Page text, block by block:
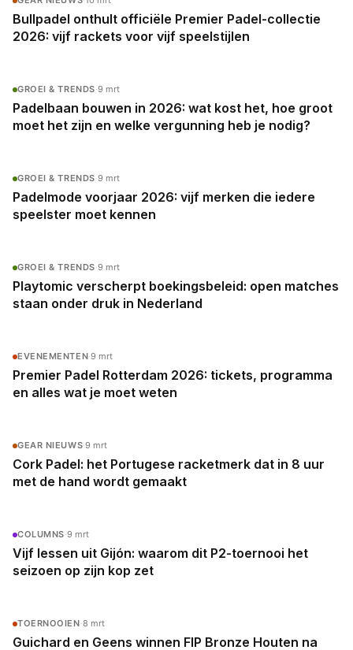
Bullpadel onthult officiële Premier Padel-collectie
2026: vijf rackets voor vijf speelstijlen
GROEI & TRENDS·9 mrt
Padelbaan bouwen in 2026: wat kost het, hoe groot
moet het zijn en welke vergunning heb je nodig?
GROEI & TRENDS·9 mrt
Padelmode voorjaar 2026: vijf merken die iedere
speelster moet kennen
GROEI & TRENDS·9 mrt
Playtomic verscherpt boekingsbeleid: open matches
staan onder druk in Nederland
EVENEMENTEN·9 mrt
Premier Padel Rotterdam 2026: tickets, programma
en alles wat je moet weten
GEAR NIEUWS·9 mrt
Cork Padel: het Portugese racketmerk dat in 8 uur
met de hand wordt gemaakt
COLUMNS·9 mrt
Vijf lessen uit Gijón: waarom dit P2-toernooi het
seizoen op zijn kop zet
TOERNOOIEN·8 mrt
Guichard en Geens winnen FIP Bronze Houten na